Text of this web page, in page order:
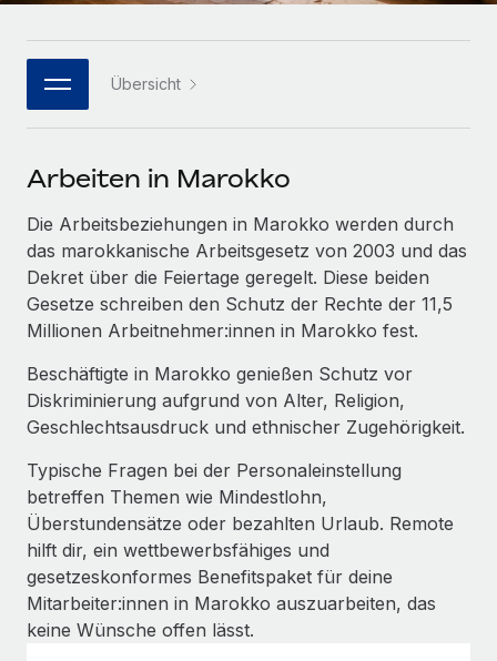
MCP
Integrationen
Tools
DIENSTLEISTUNGEN
Frag unsere Expert:innen
Hilfe von Expert:innen für globale HR & Compliance
Background-Checks
Einfacheres Bewerber:innen-Screening
Lückenlose Compliance
Geräteverwaltung
Globale Bereitstellung und Verfolgung von IT-
Geräten
Gründung von Niederlassungen
PARTNER WERDEN
Flexible Einbettung von Global-HR-Funktionen in deine
Entdecke die Möglichkeiten einer Partnerschaft
Remote Build
Demnächst verfügbar
Beratung zu Integrationen und KI-Automatisierung
FALLSTUDIEN
So hat der KI-Vorreiter Weaviate sein Team mit
Weaviate auf einen Blick Weaviate entwickelt KI-basierte
Open-Source-Infrastrukturen. Das...
Mehr erfahren
Revolution des Enterprise Contractor
Bibliothek für Stellenbeschreibungen
Webinare
Events
Newsroom
Informationen zu Gehältern und Qualifikationen
Insights Center
Alle Ressourcen anzeigen
BLOG
Globale Payroll
EOR und PEO
Contractor Management
한국어 Übersicht
Arbeiten in Marokko
Die Arbeitsbeziehungen in Marokko werden durch
das marokkanische Arbeitsgesetz von 2003 und das
Dekret über die Feiertage geregelt. Diese beiden
Gesetze schreiben den Schutz der Rechte der 11,5
Millionen Arbeitnehmer:innen in Marokko fest.
Beschäftigte in Marokko genießen Schutz vor
Diskriminierung aufgrund von Alter, Religion,
Geschlechtsausdruck und ethnischer Zugehörigkeit.
Typische Fragen bei der Personaleinstellung
betreffen Themen wie Mindestlohn,
Überstundensätze oder bezahlten Urlaub. Remote
hilft dir, ein wettbewerbsfähiges und
gesetzeskonformes Benefitspaket für deine
Mitarbeiter:innen in Marokko auszuarbeiten, das
keine Wünsche offen lässt.